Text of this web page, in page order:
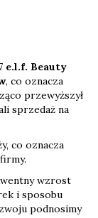
e.l.f. Beauty
, co oznacza
przewyższył
sprzedaż na
co oznacza
wzrost
i sposobu
podnosimy